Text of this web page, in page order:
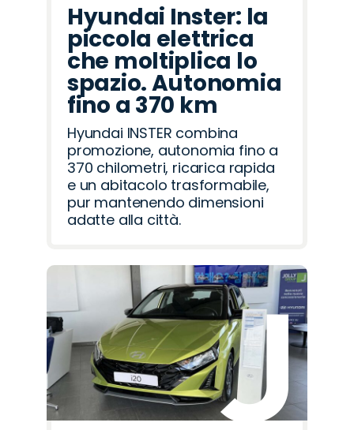
Hyundai Inster: la
piccola elettrica
che moltiplica lo
spazio. Autonomia
fino a 370 km
Hyundai INSTER combina
promozione, autonomia fino a
370 chilometri, ricarica rapida
e un abitacolo trasformabile,
pur mantenendo dimensioni
adatte alla città.